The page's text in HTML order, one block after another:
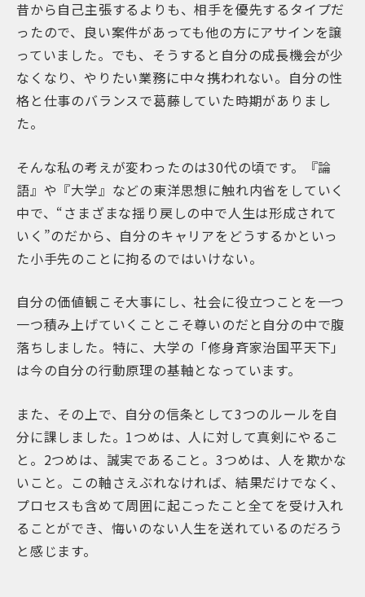
昔から自己主張するよりも、相手を優先するタイプだ
ったので、良い案件があっても他の方にアサインを譲
っていました。でも、そうすると自分の成長機会が少
なくなり、やりたい業務に中々携われない。自分の性
格と仕事のバランスで葛藤していた時期がありまし
た。
そんな私の考えが変わったのは30代の頃です。『論
語』や『大学』などの東洋思想に触れ内省をしていく
中で、“さまざまな揺り戻しの中で人生は形成されて
いく”のだから、自分のキャリアをどうするかといっ
た小手先のことに拘るのではいけない。
自分の価値観こそ大事にし、社会に役立つことを一つ
一つ積み上げていくことこそ尊いのだと自分の中で腹
落ちしました。特に、大学の「修身斉家治国平天下」
は今の自分の行動原理の基軸となっています。
また、その上で、自分の信条として3つのルールを自
分に課しました。1つめは、人に対して真剣にやるこ
と。2つめは、誠実であること。3つめは、人を欺かな
いこと。この軸さえぶれなければ、結果だけでなく、
プロセスも含めて周囲に起こったこと全てを受け入れ
ることができ、悔いのない人生を送れているのだろう
と感じます。